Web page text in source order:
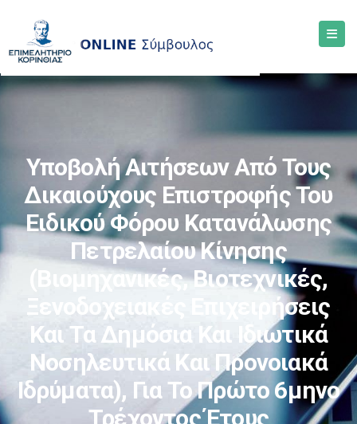
Υποβολή Αιτήσεων Από Τους
Δικαιούχους Επιστροφής Του
Ειδικού Φόρου Κατανάλωσης
Πετρελαίου Κίνησης
(βιομηχανικές, Βιοτεχνικές,
Ξενοδοχειακές Επιχειρήσεις
Και Τα Δημόσια Και Ιδιωτικά
Νοσηλευτικά Και Προνοιακά
Ιδρύματα), Για Το Πρώτο 6μηνο
Τρέχοντος Έτους